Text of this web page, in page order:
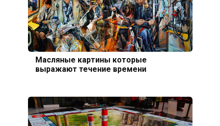
Масляные картины которые
выражают течение времени